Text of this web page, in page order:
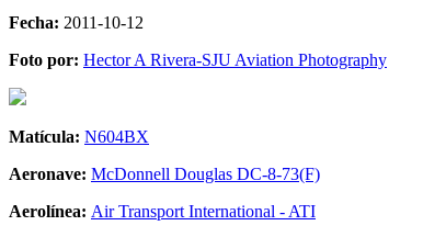
Fecha: 2011-10-12
Foto por: Hector A Rivera-SJU Aviation Photography
Matícula: N604BX
Aeronave: McDonnell Douglas DC-8-73(F)
Aerolínea: Air Transport International - ATI